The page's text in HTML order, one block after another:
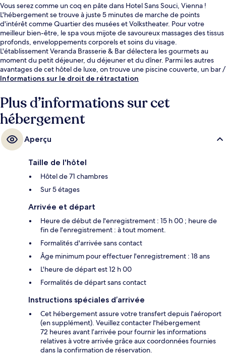
Vous serez comme un coq en pâte dans Hotel Sans Souci, Vienna !
L'hébergement se trouve à juste 5 minutes de marche de points
d'intérêt comme Quartier des musées et Volkstheater. Pour votre
meilleur bien-être, le spa vous mijote de savoureux massages des tissus
profonds, enveloppements corporels et soins du visage.
L'établissement Veranda Brasserie & Bar délectera les gourmets au
moment du petit déjeuner, du déjeuner et du dîner. Parmi les autres
avantages de cet hôtel de luxe, on trouve une piscine couverte, un bar /
salon et une salle de fitness ouverte 24 h/24, l'idéal pour des vacances
un franc succès auprès des autres voyageurs. Les transports publics
sont rapidement accessibles à pied : Station de métro Volkstheater se
situe à quelques pas et Arrêt de tram Schmerlingplatz, à 4 min de
marche à peine.
Informations sur le droit de rétractation
Plus d’informations sur cet
hébergement
Aperçu
Taille de l'hôtel
Hôtel de 71 chambres
Sur 5 étages
Arrivée et départ
Heure de début de l'enregistrement : 15 h 00 ; heure de
fin de l'enregistrement : à tout moment.
Formalités d'arrivée sans contact
Âge minimum pour effectuer l'enregistrement : 18 ans
L'heure de départ est 12 h 00
Formalités de départ sans contact
Instructions spéciales d’arrivée
Cet hébergement assure votre transfert depuis l'aéroport
(en supplément). Veuillez contacter l'hébergement
72 heures avant l’arrivée pour fournir les informations
relatives à votre arrivée grâce aux coordonnées fournies
dans la confirmation de réservation.